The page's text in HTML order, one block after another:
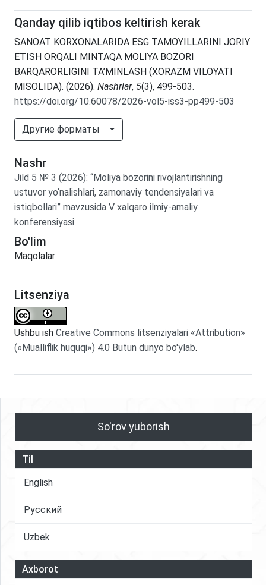
Qanday qilib iqtibos keltirish kerak
SANOAT KORXONALARIDA ESG TAMOYILLARINI JORIY
ETISH ORQALI MINTAQA MOLIYA BOZORI
BARQARORLIGINI TA’MINLASH (XORAZM VILOYATI
MISOLIDA). (2026). Nashrlar, 5(3), 499-503.
https://doi.org/10.60078/2026-vol5-iss3-pp499-503
Другие форматы
Nashr
Jild 5 № 3 (2026): “Moliya bozorini rivojlantirishning
ustuvor yo‘nalishlari, zamonaviy tendensiyalari va
istiqbollari” mavzusida V xalqaro ilmiy-amaliy
konferensiyasi
Bo'lim
Maqolalar
Litsenziya
Ushbu ish Creative Commons litsenziyalari «Attribution»
(«Mualliflik huquqi») 4.0 Butun dunyo bo'ylab.
So'rov yuborish
Til
English
Русский
Uzbek
Axborot